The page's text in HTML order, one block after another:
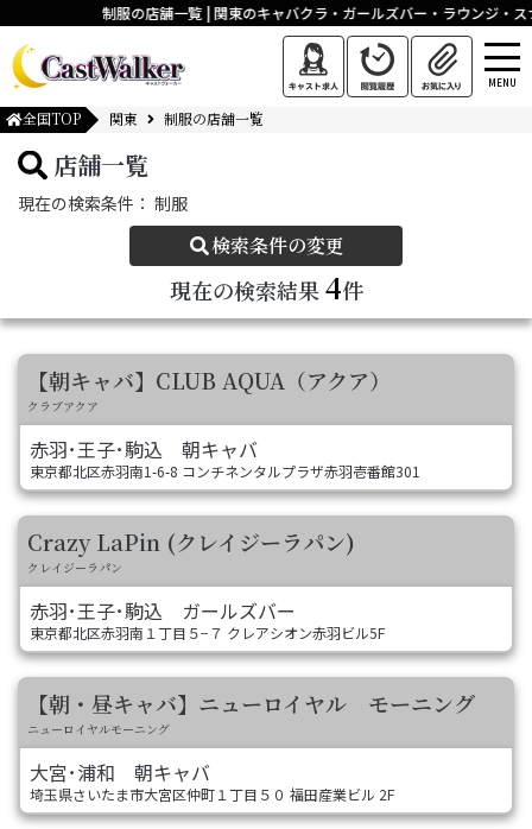
制服の店舗一覧 | 関東のキャバクラ・ガールズバー・ラウンジ・
MENU
全国TOP 関東 制服の店舗一覧
店舗一覧
現在の検索条件： 制服
検索条件の変更
現在の検索結果4件
【朝キャバ】CLUB AQUA（アクア）
クラブアクア
赤羽･王子･駒込 朝キャバ
東京都北区赤羽南1-6-8 コンチネンタルプラザ赤羽壱番館301
Crazy LaPin (クレイジーラパン)
クレイジーラパン
赤羽･王子･駒込 ガールズバー
東京都北区赤羽南１丁目５−７ クレアシオン赤羽ビル5F
【朝・昼キャバ】ニューロイヤル モーニング
ニューロイヤルモーニング
大宮･浦和 朝キャバ
埼玉県さいたま市大宮区仲町１丁目５０ 福田産業ビル 2F